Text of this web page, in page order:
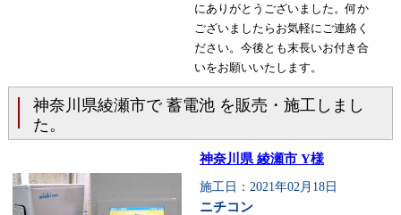
にありがとうございました。何か
ございましたらお気軽にご連絡く
ださい。今後とも末長いお付き合
いをお願いいたします。
神奈川県綾瀬市で 蓄電池 を販売・施工しまし
た。
神奈川県 綾瀬市 Y様
施工日：2021年02月18日
ニチコン